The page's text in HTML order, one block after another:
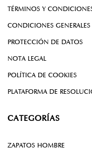
TÉRMINOS Y
CONDICIONES
PROTECCIÓN DE DATOS
NOTA LEGAL
POLÍTICA DE COOKIES
PLATAFORMA DE
CATEGORÍAS
ZAPATOS HOMBRE